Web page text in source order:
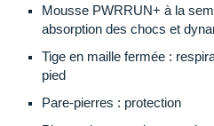
Mousse PWRRUN+ à la
absorption des chocs et
Tige en maille fermée :
pied
Pare-pierres : protection